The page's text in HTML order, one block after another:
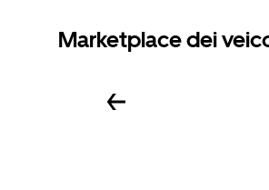
Marketplace dei